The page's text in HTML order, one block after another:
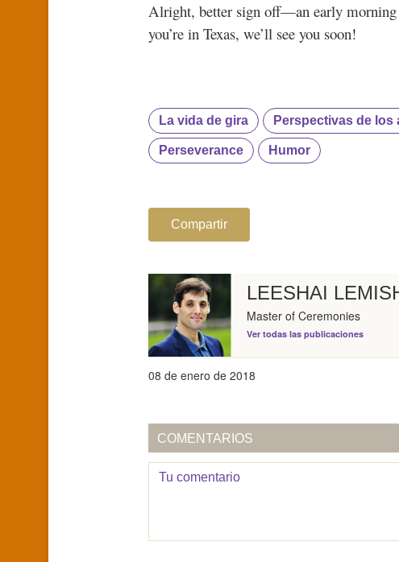
Alright, better sign off—an early morning
you’re in Texas, we’ll see you soon!
La vida de gira Perspectivas de los
Perseverance Humor
Compartir
LEESHAI
Master of Ceremonies
Ver todas las publicaciones
08 de enero de 2018
COMENTARIOS